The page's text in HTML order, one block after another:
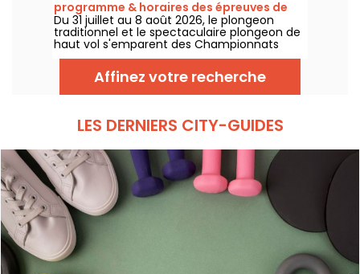
informations à connaître sur la compétition
et les épreuves !
programme & horaires des épreuves de
plongeon et de haut vol
Du 31 juillet au 8 août 2026, le plongeon
traditionnel et le spectaculaire plongeon de
haut vol s'emparent des Championnats
d'Europe de natation. Entre le bassin
olympique de Saint-Denis et le cadre
naturel de la Seine, les meilleurs plongeurs
du continent vont s'élancer pour des figures
Affinez votre recherche
LES DERNIERS CITY-GUIDES